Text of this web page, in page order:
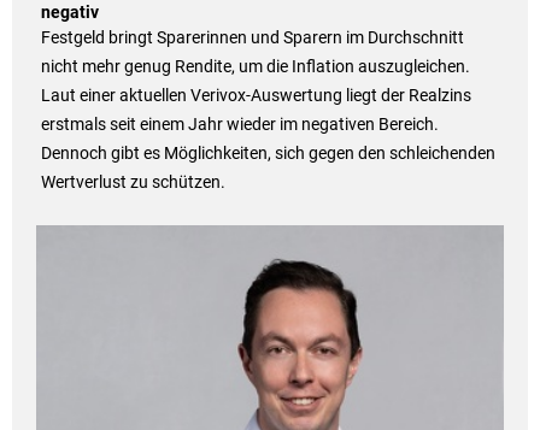
negativ
Festgeld bringt Sparerinnen und Sparern im Durchschnitt
nicht mehr genug Rendite, um die Inflation auszugleichen.
Laut einer aktuellen Verivox-Auswertung liegt der Realzins
erstmals seit einem Jahr wieder im negativen Bereich.
Dennoch gibt es Möglichkeiten, sich gegen den schleichenden
Wertverlust zu schützen.